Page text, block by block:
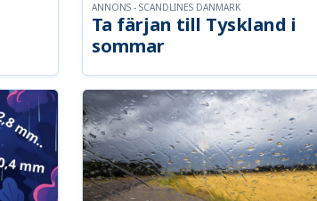
Ta färjan till Tyskland i
sommar
ANNONS - SCANDLINES DANMARK